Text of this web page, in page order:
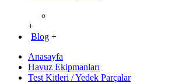
+
Blog +
Anasayfa
Havuz Ekipmanları
Test Kitleri / Yedek Parçalar